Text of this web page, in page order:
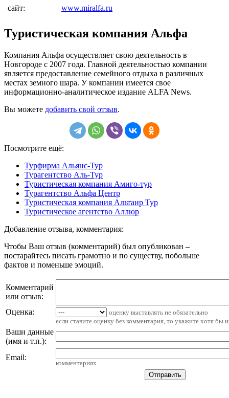
сайт:
www.miralfa.ru
Туристическая компания Альфа
Компания Альфа осуществляет свою деятельность в
Новгороде с 2007 года. Главной деятельностью компании
является предоставление семейного отдыха в различных
местах земного шара. У компании имеется свое
информационно-аналитическое издание ALFA News.
Вы можете добавить свой отзыв.
Посмотрите ещё:
Турфирма Альянс-Тур
Турагентство Аль-Тур
Туристическая компания Амиго-тур
Турагентство Альфа Центр
Туристическая компания Альтаир Тур
Туристическое агентство Аллюр
Добавление отзыва, комментария:
Чтобы Ваш отзыв (комментарий) был опубликован –
постарайтесь писать грамотно и по существу, побольше
фактов и поменьше эмоций.
Комментарий
или отзыв:
Оценка:
оценку выставлять не обязательно
если ставите оценку без комментария, то укажите хотя бы
Ваши данные
(имя и т.п.):
Email:
комментариях